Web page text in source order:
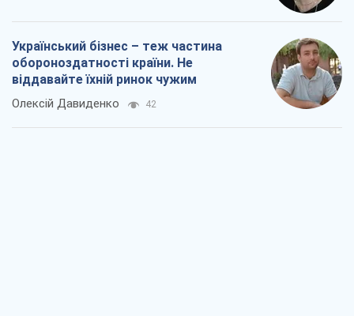
Український бізнес – теж частина
обороноздатності країни. Не
віддавайте їхній ринок чужим
Олексій Давиденко 42